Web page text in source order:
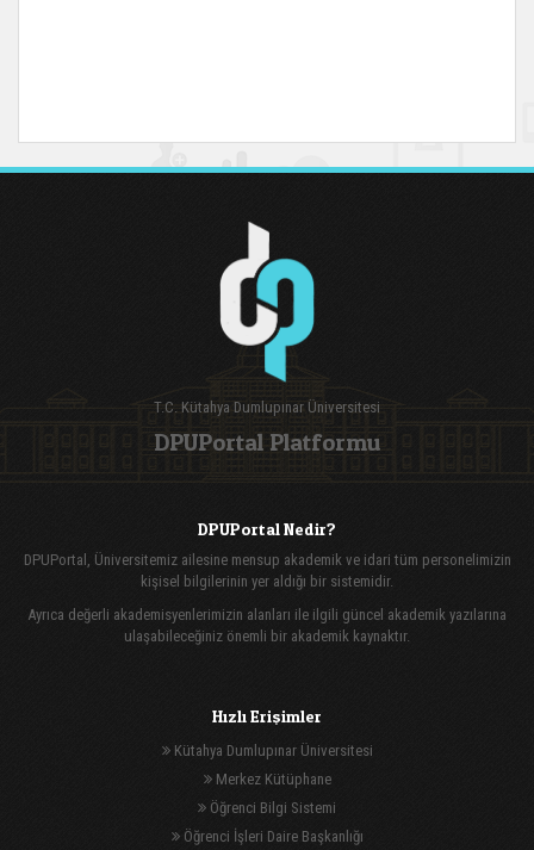
T.C. Kütahya Dumlupınar Üniversitesi
DPUPortal Platformu
DPUPortal Nedir?
DPUPortal, Üniversitemiz ailesine mensup akademik ve idari tüm personelimizin
kişisel bilgilerinin yer aldığı bir sistemidir.
Ayrıca değerli akademisyenlerimizin alanları ile ilgili güncel akademik yazılarına
ulaşabileceğiniz önemli bir akademik kaynaktır.
Hızlı Erişimler
Kütahya Dumlupınar Üniversitesi
Merkez Kütüphane
Öğrenci Bilgi Sistemi
Öğrenci İşleri Daire Başkanlığı